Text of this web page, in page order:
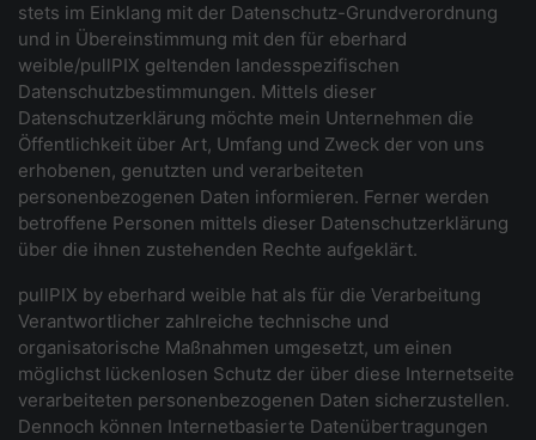
stets im Einklang mit der Datenschutz-Grundverordnung
und in Übereinstimmung mit den für eberhard
weible/pullPIX geltenden landesspezifischen
Datenschutzbestimmungen. Mittels dieser
Datenschutzerklärung möchte mein Unternehmen die
Öffentlichkeit über Art, Umfang und Zweck der von uns
erhobenen, genutzten und verarbeiteten
personenbezogenen Daten informieren. Ferner werden
betroffene Personen mittels dieser Datenschutzerklärung
über die ihnen zustehenden Rechte aufgeklärt.
pullPIX by eberhard weible hat als für die Verarbeitung
Verantwortlicher zahlreiche technische und
organisatorische Maßnahmen umgesetzt, um einen
möglichst lückenlosen Schutz der über diese Internetseite
verarbeiteten personenbezogenen Daten sicherzustellen.
Dennoch können Internetbasierte Datenübertragungen